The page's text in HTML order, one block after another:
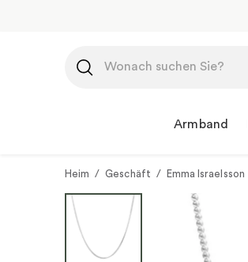
Inhalt
springen
Armband
Heim / Geschäft / Emma Israelsson